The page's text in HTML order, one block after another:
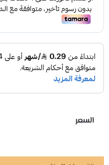
السعر